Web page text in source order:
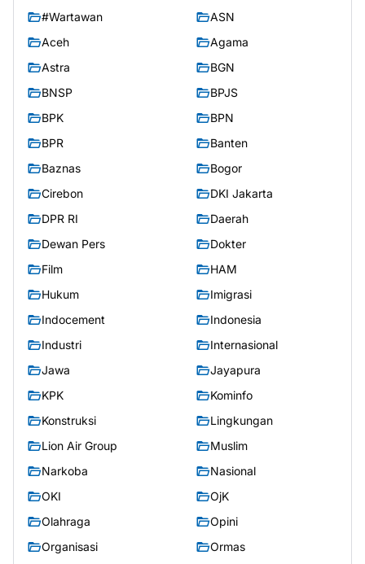
#Wartawan
ASN
Aceh
Agama
Astra
BGN
BNSP
BPJS
BPK
BPN
BPR
Banten
Baznas
Bogor
Cirebon
DKI Jakarta
DPR RI
Daerah
Dewan Pers
Dokter
Film
HAM
Hukum
Imigrasi
Indocement
Indonesia
Industri
Internasional
Jawa
Jayapura
KPK
Kominfo
Konstruksi
Lingkungan
Lion Air Group
Muslim
Narkoba
Nasional
OKI
OjK
Olahraga
Opini
Organisasi
Ormas